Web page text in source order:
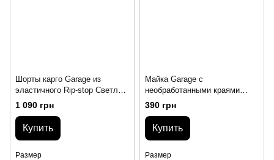
Шорты карго Garage из
эластичного Rip-stop Светлый
Хаки
1 090 грн
Купить
Размер
Майка Garage с
необработанными краями
Белый
390 грн
Купить
Размер